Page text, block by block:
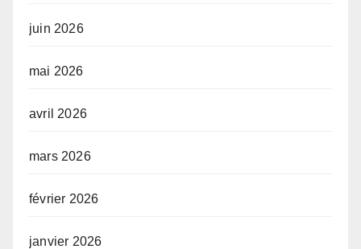
juin 2026
mai 2026
avril 2026
mars 2026
février 2026
janvier 2026